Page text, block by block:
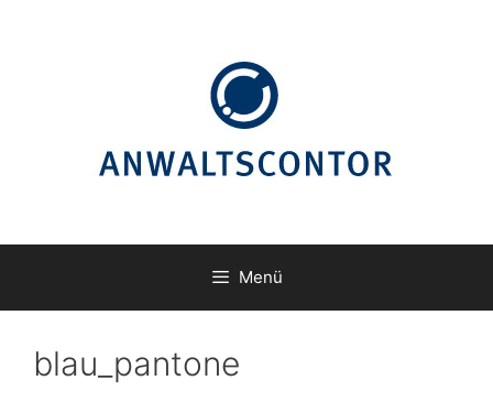
Menü
blau_pantone